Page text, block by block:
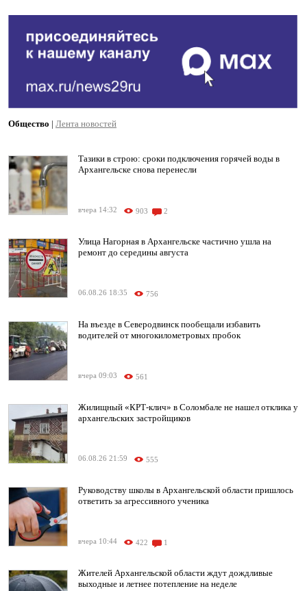
Общество | Лента новостей
Тазики в строю: сроки подключения горячей воды в
Архангельске снова перенесли
вчера 14:32 903 2
Улица Нагорная в Архангельске частично ушла на
ремонт до середины августа
06.08.26 18:35 756
На въезде в Северодвинск пообещали избавить
водителей от многокилометровых пробок
вчера 09:03 561
Жилищный «КРТ-клич» в Соломбале не нашел отклика у
архангельских застройщиков
06.08.26 21:59 555
Руководству школы в Архангельской области пришлось
ответить за агрессивного ученика
вчера 10:44 422 1
Жителей Архангельской области ждут дождливые
выходные и летнее потепление на неделе